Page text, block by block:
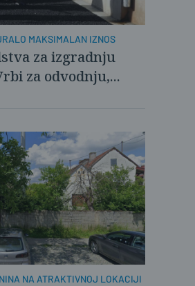
MAKSIMALAN IZNOS
za izgradnju
za odvodnju,...
NA ATRAKTIVNOJ LOKACIJI